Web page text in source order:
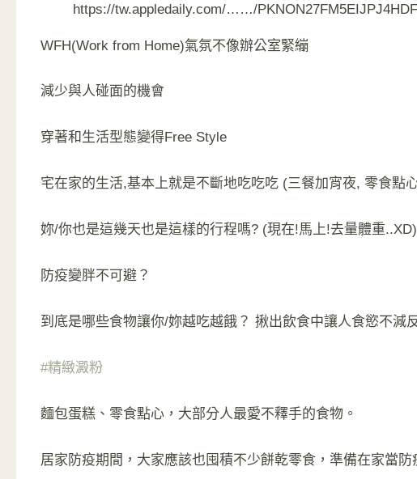
https://tw.appledaily.com/……/
WFH(Work from Home)氣氛不像辦公室緊繃
減少與人碰面的機會
穿著和生活型態變得Free Style
宅在家的生活,基本上就是不斷地吃吃吃 (三餐加宵夜, 零食點
妳/你也是這幾天也是這樣的行程嗎? (現在!馬上!去量體重..XD)
防疫變胖不可避？
到底是哪些食物讓你/妳越吃越餓？ 揪出飲食中讓人食慾不減
#精緻澱粉
麵包蛋糕、零食點心，大部分人最愛不釋手的食物。
居家防疫期間，大家應該也囤積不少餅乾零食，準備在家當防